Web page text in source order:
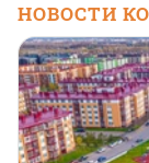
НОВОСТИ